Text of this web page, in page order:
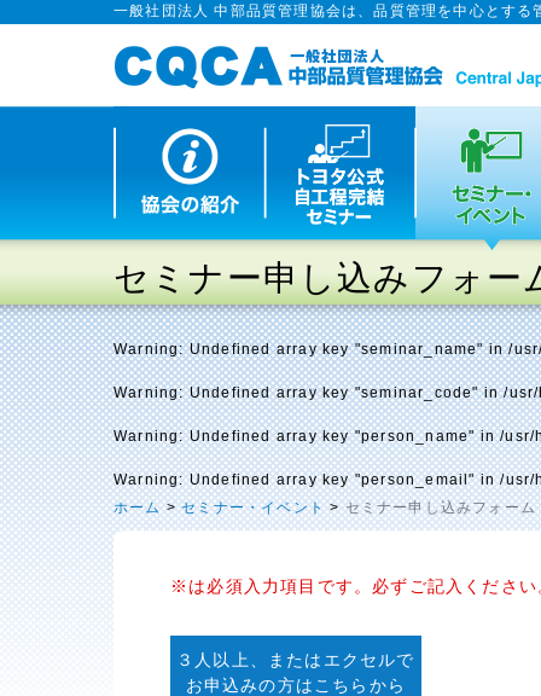
一般社団法人 中部品質管理協会は、品質管理を中心とす
セミナー申し込みフォー
Warning: Undefined array key "seminar_name" in/
Warning: Undefined array key "seminar_code" in/
Warning: Undefined array key "person_name" in/usr/
Warning: Undefined array key "person_email" in/usr/
ホーム>セミナー・イベント>セミナー申し込みフォーム
※は必須入力項目です。必ずご記入ください
３人以上、またはエクセルで
お申込みの方はこちらから